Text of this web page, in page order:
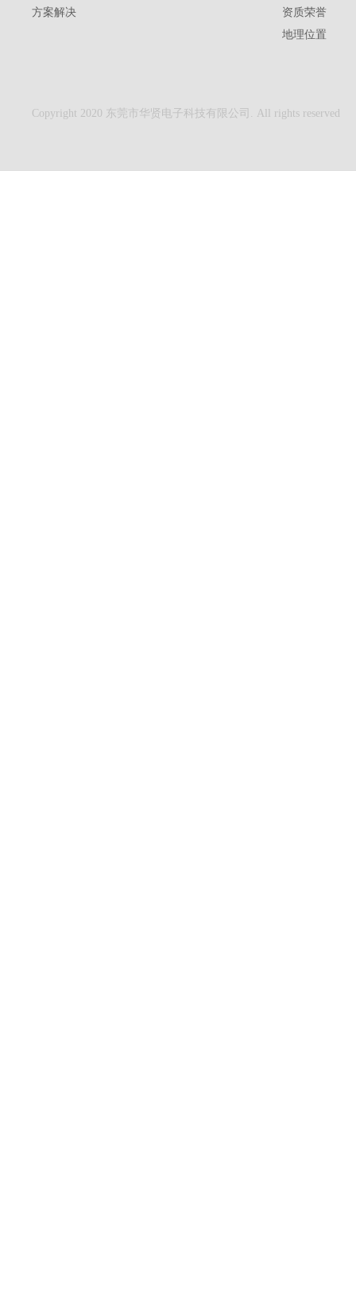
方案解决
资质荣誉
地理位置
Copyright 2020 东莞市华贤电子科技有限公司. All rights reserved